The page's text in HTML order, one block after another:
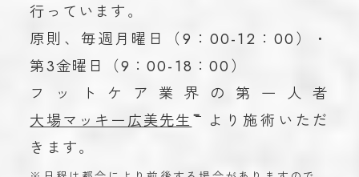
行っています。
原則、毎週月曜日（9：00-12：00）・
第3金曜日（9：00-18：00）
フットケア業界の第一人者
大場マッキー広美先生
より施術いただ
きます。